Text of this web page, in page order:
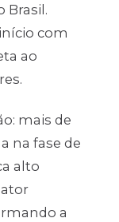
Brasil.
com
ao
mais de
na fase de
alto
a